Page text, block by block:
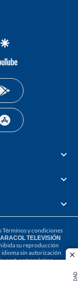
google
youtube-
Términos y condiciones
TELEVISIÓN
su reproducción
sin autorización
part, or translation